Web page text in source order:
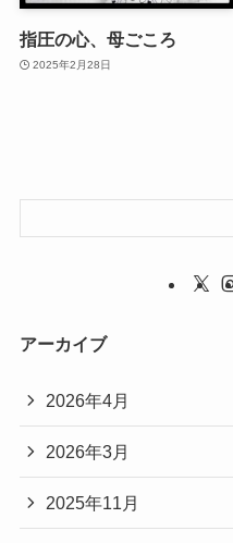
指圧の心、母ごころ
2025年2月28日
アーカイブ
2026年4月
2026年3月
2025年11月